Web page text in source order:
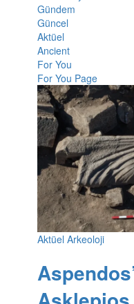
Gündem
Güncel
Aktüel
Ancient
For You
For You Page
Aktüel Arkeoloji